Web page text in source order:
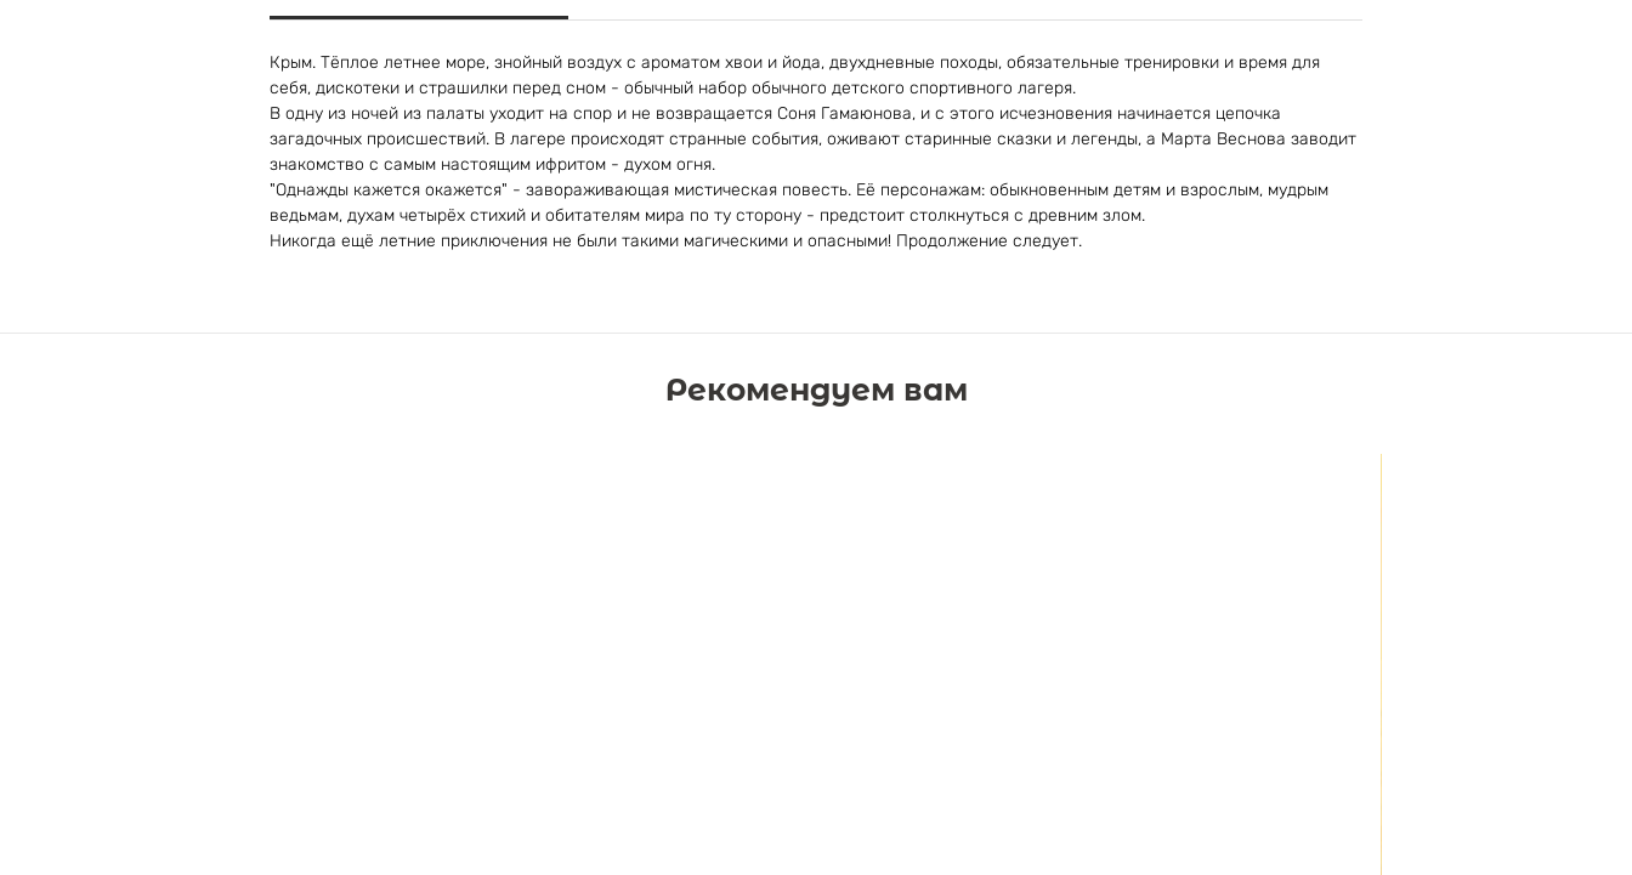
Крым. Тёплое летнее море, знойный воздух с ароматом хвои и йода, двухдневные походы, обязательные тренировки и время для
себя, дискотеки и страшилки перед сном - обычный набор обычного детского спортивного лагеря.
В одну из ночей из палаты уходит на спор и не возвращается Соня Гамаюнова, и с этого исчезновения начинается цепочка
загадочных происшествий. В лагере происходят странные события, оживают старинные сказки и легенды, а Марта Веснова заводит
знакомство с самым настоящим ифритом - духом огня.
"Однажды кажется окажется" - завораживающая мистическая повесть. Её персонажам: обыкновенным детям и взрослым, мудрым
ведьмам, духам четырёх стихий и обитателям мира по ту сторону - предстоит столкнуться с древним злом.
Никогда ещё летние приключения не были такими магическими и опасными! Продолжение следует.
Рекомендуем вам